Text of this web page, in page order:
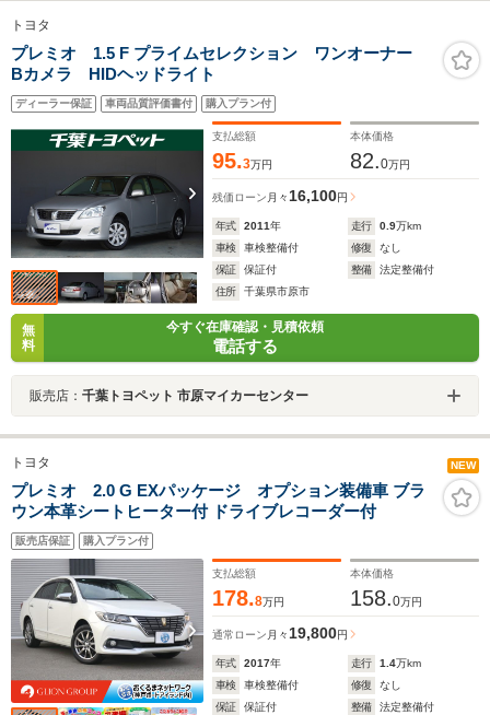
トヨタ
プレミオ 1.5 F プライムセレクション ワンオーナー
Bカメラ HIDヘッドライト
ディーラー保証 車両品質評価書付 購入プラン付
支払総額
95.3万円
本体価格
82.0万円
残価ローン 月々16,100円
年式 2011年 走行 0.9万km
車検
車検整備付 修復
なし
保証
保証付 整備
法定整備付
住所
千葉県市原市
無
料
今すぐ在庫確認・見積依頼
電話する
販売店： 千葉トヨペット 市原マイカーセンター
トヨタ NEW
プレミオ 2.0 G EXパッケージ オプション装備車 ブラ
ウン本革シートヒーター付 ドライブレコーダー付
販売店保証 購入プラン付
支払総額
178.8万円
本体価格
158.0万円
通常ローン 月々19,800円
年式 2017年 走行 1.4万km
車検
車検整備付 修復
なし
保証
保証付 整備
法定整備付